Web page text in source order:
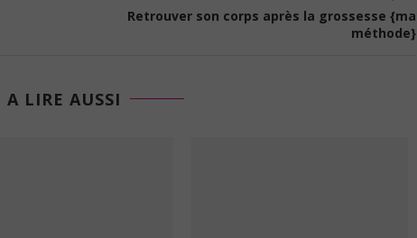
Retrouver son corps après la grossesse {ma
méthode}
A LIRE AUSSI